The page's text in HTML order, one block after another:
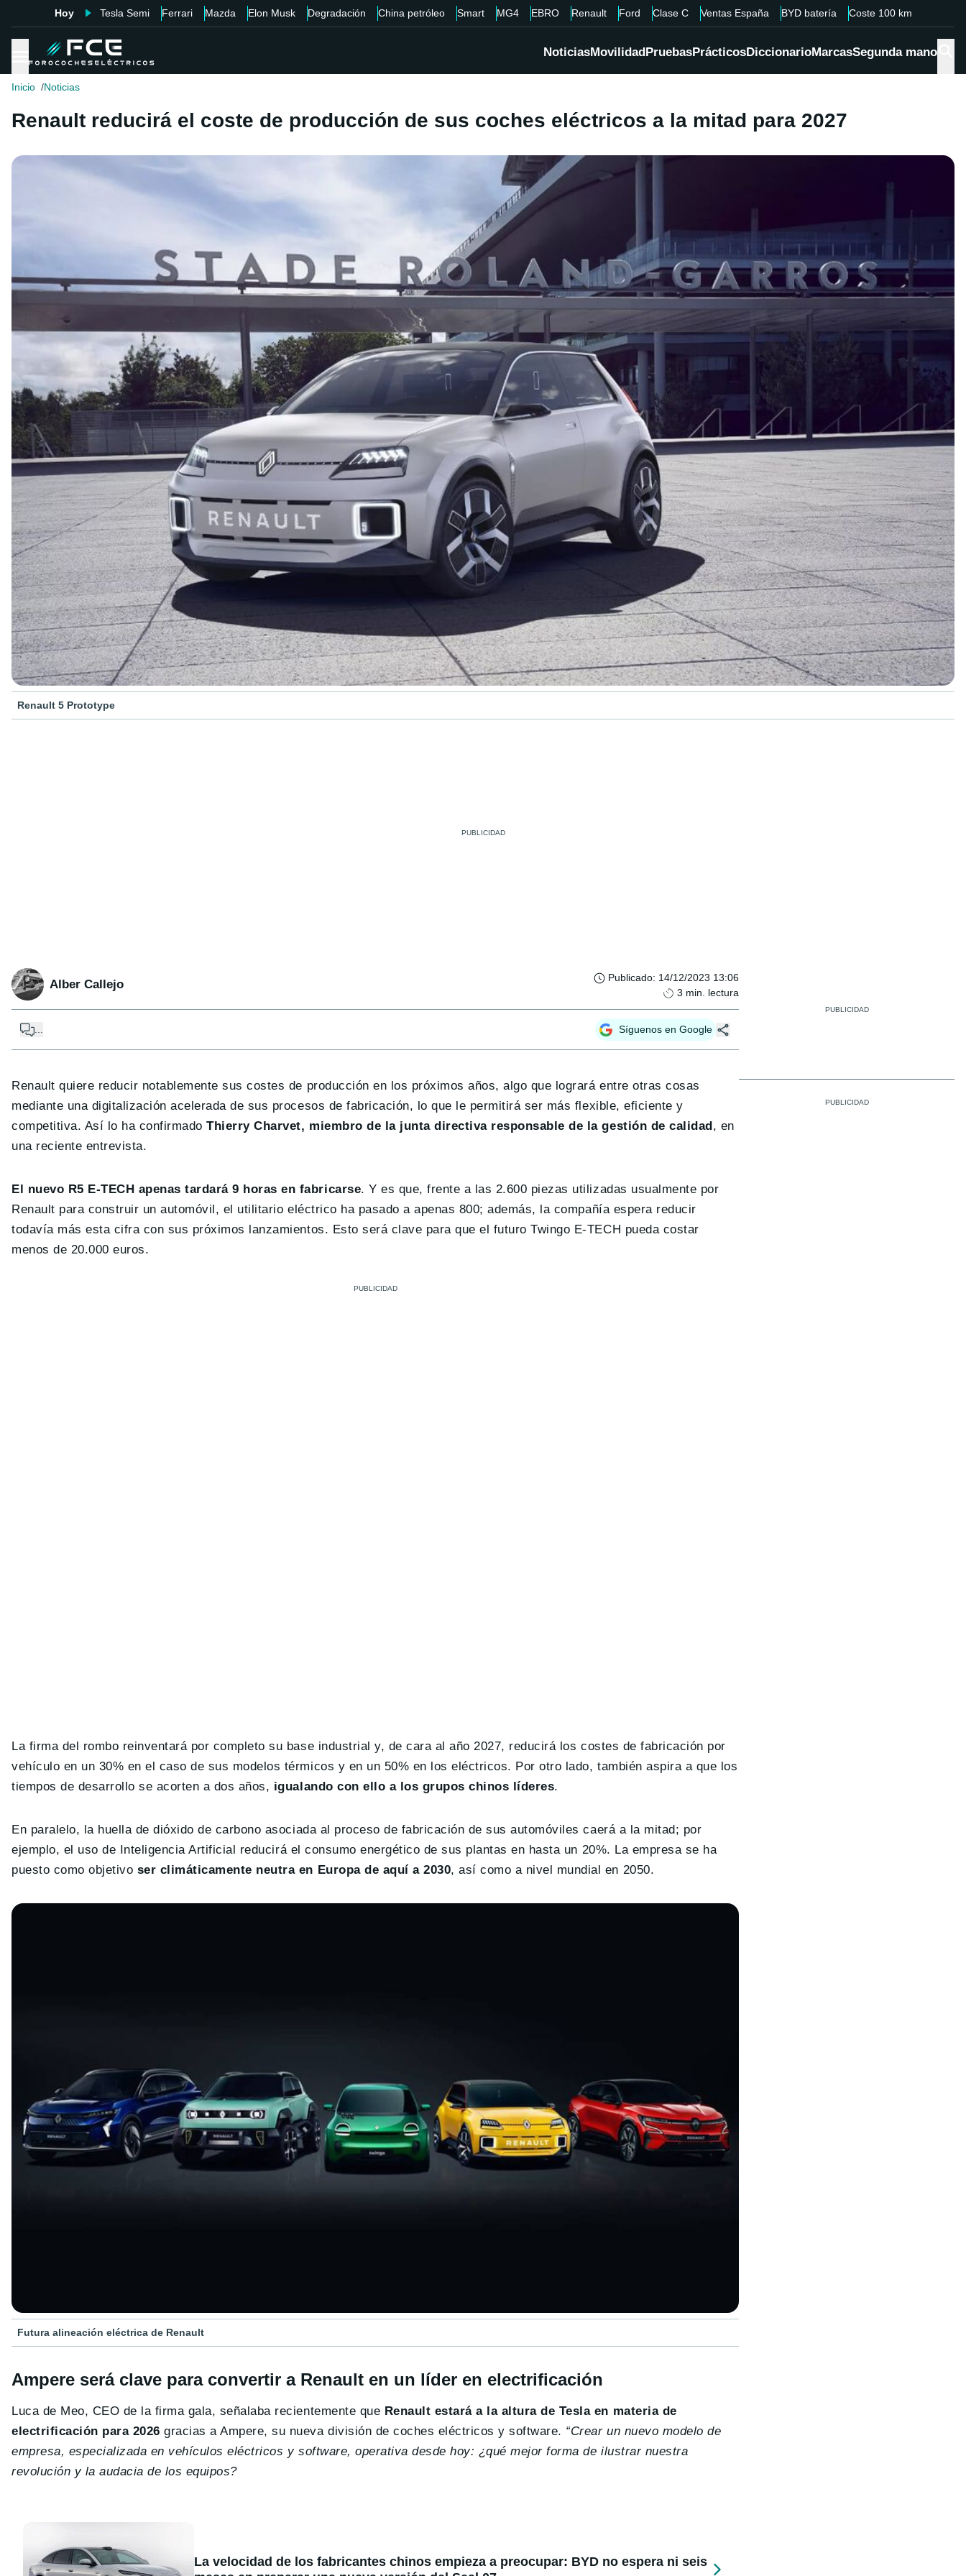
Hoy Tesla Semi Ferrari Mazda Elon Musk Degradación China petróleo Smart MG4 EBRO Renault Ford Clase C Ventas España BYD batería Coste 100 km
NoticiasMovilidadPruebasPrácticosDiccionarioMarcasSegunda mano
Inicio Noticias
Renault reducirá el coste de producción de sus coches eléctricos a la mitad para 2027
Renault 5 Prototype
Alber Callejo Publicado: 14/12/2023 13:06
3 min. lectura
... Síguenos en Google
Renault quiere reducir notablemente sus costes de producción en los próximos años, algo que logrará entre otras cosas
mediante una digitalización acelerada de sus procesos de fabricación, lo que le permitirá ser más flexible, eficiente y
competitiva. Así lo ha confirmadoThierry Charvet, miembro de la junta directiva responsable de la gestión de calidad , en
una reciente entrevista.
El nuevo R5 E-TECH apenas tardará 9 horas en fabricarse. Y es que, frente a las 2.600 piezas utilizadas usualmente por
Renault para construir un automóvil, el utilitario eléctrico ha pasado a apenas 800; además, la compañía espera reducir
todavía más esta cifra con sus próximos lanzamientos. Esto será clave para que el futuro Twingo E-TECH pueda costar
menos de 20.000 euros.
La firma del rombo reinventará por completo su base industrial y, de cara al año 2027, reducirá los costes de fabricación por
vehículo en un 30% en el caso de sus modelos térmicos y en un 50% en los eléctricos. Por otro lado, también aspira a que los
tiempos de desarrollo se acorten a dos años, igualando con ello a los grupos chinos líderes.
En paralelo, la huella de dióxido de carbono asociada al proceso de fabricación de sus automóviles caerá a la mitad; por
ejemplo, el uso de Inteligencia Artificial reducirá el consumo energético de sus plantas en hasta un 20%. La empresa se ha
puesto como objetivo ser climáticamente neutra en Europa de aquí a 2030, así como a nivel mundial en 2050.
Futura alineación eléctrica de Renault
Ampere será clave para convertir a Renault en un líder en electrificación
Luca de Meo, CEO de la firma gala, señalaba recientemente que Renault estará a la altura de Tesla en materia de
electrificación para 2026 gracias a Ampere, su nueva división de coches eléctricos y software. “Crear un nuevo modelo de
empresa, especializada en vehículos eléctricos y software, operativa desde hoy: ¿qué mejor forma de ilustrar nuestra
revolución y la audacia de los equipos?
La velocidad de los fabricantes chinos empieza a preocupar: BYD no espera ni seis